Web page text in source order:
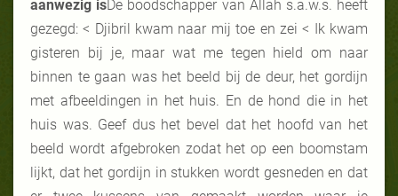
aanwezig is De boodschapper van Allah s.a.w.s. heeft
gezegd: < Djibril kwam naar mij toe en zei < Ik kwam
gisteren bij je, maar wat me tegen hield om naar
binnen te gaan was het beeld bij de deur, het gordijn
met afbeeldingen in het huis. En de hond die in het
huis was. Geef dus het bevel dat het hoofd van het
beeld wordt afgebroken zodat het op een boomstam
lijkt, dat het gordijn in stukken wordt gesneden en dat